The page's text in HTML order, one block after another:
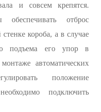
и совсем крепятся.
отброс
короба, а в случае
подъема его упор в
автоматических
положение
подключить